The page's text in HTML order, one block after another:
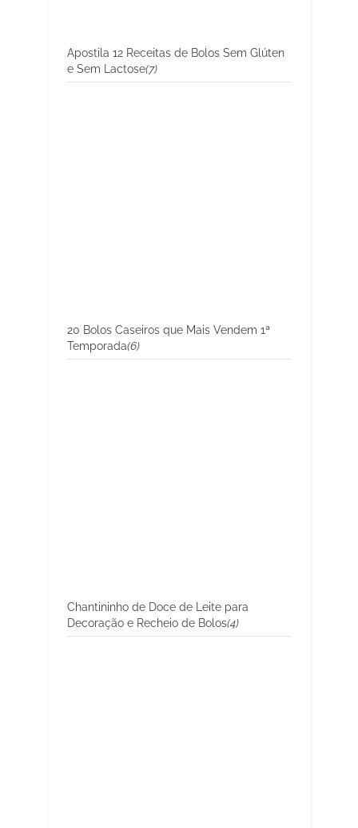
Apostila 12 Receitas de Bolos Sem Glúten
e Sem Lactose(7)
20 Bolos Caseiros que Mais Vendem 1ª
Temporada(6)
Chantininho de Doce de Leite para
Decoração e Recheio de Bolos(4)